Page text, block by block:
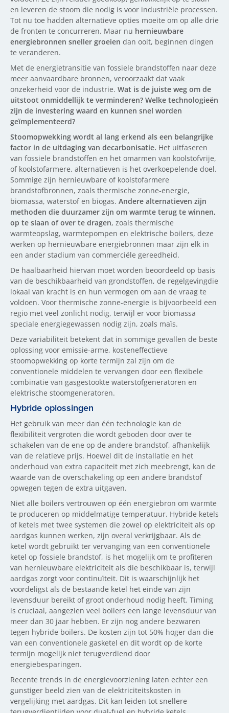
en leveren de stoom die nodig is voor industriële processen.
Tot nu toe hadden alternatieve opties moeite om op alle drie
de fronten te concurreren. Maar nu hernieuwbare
energiebronnen sneller groeien dan ooit, beginnen dingen
te veranderen.
Met de energietransitie van fossiele brandstoffen naar deze
meer aanvaardbare bronnen, veroorzaakt dat vaak
onzekerheid voor de industrie. Wat is de juiste weg om de
uitstoot onmiddellijk te verminderen? Welke technologieën
zijn de investering waard en kunnen snel worden
geïmplementeerd?
Stoomopwekking wordt al lang erkend als een belangrijke
factor in de uitdaging van decarbonisatie. Het uitfaseren
van fossiele brandstoffen en het omarmen van koolstofvrije,
of koolstofarmere, alternatieven is het overkoepelende doel.
Sommige zijn hernieuwbare of koolstofarmere
brandstofbronnen, zoals thermische zonne-energie,
biomassa, waterstof en biogas. Andere alternatieven zijn
methoden die duurzamer zijn om warmte terug te winnen,
op te slaan of over te dragen, zoals thermische
warmteopslag, warmtepompen en elektrische boilers, deze
werken op hernieuwbare energiebronnen maar zijn elk in
een ander stadium van commerciële gereedheid.
De haalbaarheid hiervan moet worden beoordeeld op basis
van de beschikbaarheid van grondstoffen, de regelgevingdie
lokaal van kracht is en hun vermogen om aan de vraag te
voldoen. Voor thermische zonne-energie is bijvoorbeeld een
regio met veel zonlicht nodig, terwijl er voor biomassa
speciale energiegewassen nodig zijn, zoals maïs.
Deze variabiliteit betekent dat in sommige gevallen de beste
oplossing voor emissie-arme, kosteneffectieve
stoomopwekking op korte termijn zal zijn om de
conventionele middelen te vervangen door een flexibele
combinatie van gasgestookte waterstofgeneratoren en
elektrische stoomgeneratoren.
Hybride oplossingen
Het gebruik van meer dan één technologie kan de
flexibiliteit vergroten die wordt geboden door over te
schakelen van de ene op de andere brandstof, afhankelijk
van de relatieve prijs. Hoewel dit de installatie en het
onderhoud van extra capaciteit met zich meebrengt, kan de
waarde van de overschakeling op een andere brandstof
opwegen tegen de extra uitgaven.
Niet alle boilers vertrouwen op één energiebron om warmte
te produceren op middelmatige temperatuur. Hybride ketels
of ketels met twee systemen die zowel op elektriciteit als op
aardgas kunnen werken, zijn overal verkrijgbaar. Als de
ketel wordt gebruikt ter vervanging van een conventionele
ketel op fossiele brandstof, is het mogelijk om te profiteren
van hernieuwbare elektriciteit als die beschikbaar is, terwijl
aardgas zorgt voor continuïteit. Dit is waarschijnlijk het
voordeligst als de bestaande ketel het einde van zijn
levensduur bereikt of groot onderhoud nodig heeft. Timing
is cruciaal, aangezien veel boilers een lange levensduur van
meer dan 30 jaar hebben. Er zijn nog andere bezwaren
tegen hybride boilers. De kosten zijn tot 50% hoger dan die
van een conventionele gasketel en dit wordt op de korte
termijn mogelijk niet terugverdiend door
energiebesparingen.
Recente trends in de energievoorziening laten echter een
gunstiger beeld zien van de elektriciteitskosten in
vergelijking met aardgas. Dit kan leiden tot snellere